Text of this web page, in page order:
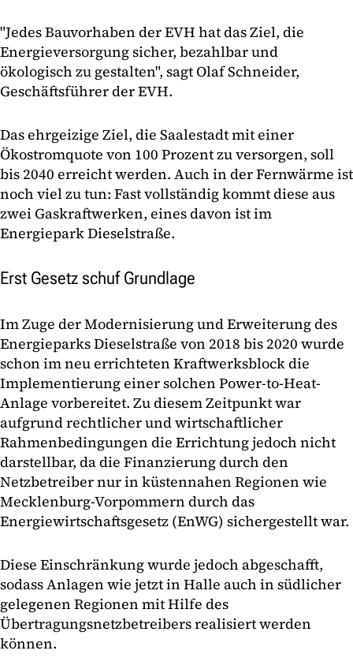
"Jedes Bauvorhaben der EVH hat das Ziel, die
Energieversorgung sicher, bezahlbar und
ökologisch zu gestalten", sagt Olaf Schneider,
Geschäftsführer der EVH.
Das ehrgeizige Ziel, die Saalestadt mit einer
Ökostromquote von 100 Prozent zu versorgen, soll
bis 2040 erreicht werden. Auch in der Fernwärme ist
noch viel zu tun: Fast vollständig kommt diese aus
zwei Gaskraftwerken, eines davon ist im
Energiepark Dieselstraße.
Erst Gesetz schuf Grundlage
Im Zuge der Modernisierung und Erweiterung des
Energieparks Dieselstraße von 2018 bis 2020 wurde
schon im neu errichteten Kraftwerksblock die
Implementierung einer solchen Power-to-Heat-
Anlage vorbereitet. Zu diesem Zeitpunkt war
aufgrund rechtlicher und wirtschaftlicher
Rahmenbedingungen die Errichtung jedoch nicht
darstellbar, da die Finanzierung durch den
Netzbetreiber nur in küstennahen Regionen wie
Mecklenburg-Vorpommern durch das
Energiewirtschaftsgesetz (EnWG) sichergestellt war.
Diese Einschränkung wurde jedoch abgeschafft,
sodass Anlagen wie jetzt in Halle auch in südlicher
gelegenen Regionen mit Hilfe des
Übertragungsnetzbetreibers realisiert werden
können.